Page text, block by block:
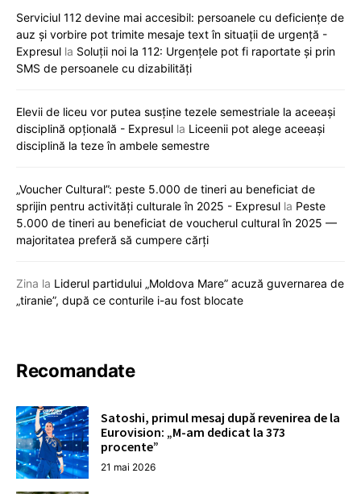
Serviciul 112 devine mai accesibil: persoanele cu deficiențe de
auz și vorbire pot trimite mesaje text în situații de urgență -
Expresul la Soluții noi la 112: Urgențele pot fi raportate și prin
SMS de persoanele cu dizabilități
Elevii de liceu vor putea susține tezele semestriale la aceeași
disciplină opțională - Expresul la Liceenii pot alege aceeași
disciplină la teze în ambele semestre
„Voucher Cultural”: peste 5.000 de tineri au beneficiat de
sprijin pentru activități culturale în 2025 - Expresul la Peste
5.000 de tineri au beneficiat de voucherul cultural în 2025 —
majoritatea preferă să cumpere cărți
Zina la Liderul partidului „Moldova Mare” acuză guvernarea de
„tiranie”, după ce conturile i-au fost blocate
Recomandate
Satoshi, primul mesaj după revenirea de la
Eurovision: „M-am dedicat la 373
procente”
21 mai 2026